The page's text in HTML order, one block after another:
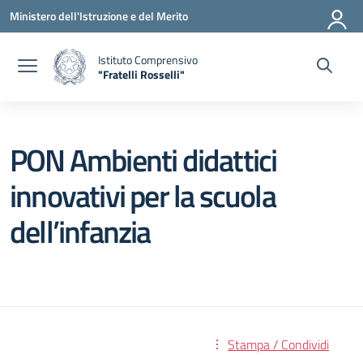
Vai ai contenuti
Vai al menu di navigazione
Vai al footer
Ministero dell'Istruzione e del Merito
Istituto Comprensivo
"Fratelli Rosselli"
PON Ambienti didattici
innovativi per la scuola
dell’infanzia
Stampa / Condividi